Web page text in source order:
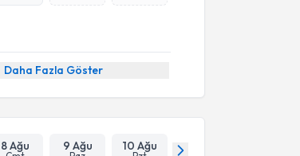
Daha Fazla Göster
8 Ağu 9 Ağu 10 Ağu